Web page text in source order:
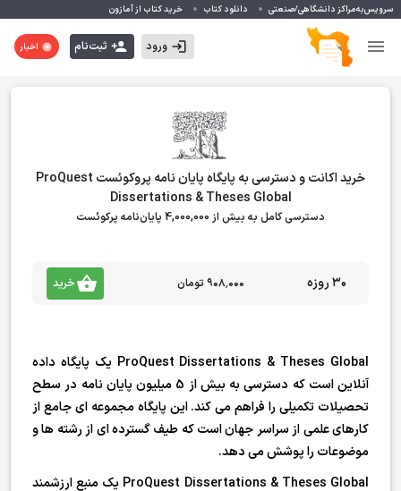
سرویس‌به‌مراکز دانشگاهی/صنعتی دانلود کتاب خرید کتاب از آمازون
ورود ثبت‌نام اخبار
خرید اکانت و دسترسی به پایگاه پایان نامه پروکوئست ProQuest
Dissertations & Theses Global
دسترسی کامل به بیش از 4,000,000 پایان‌نامه پرکوئست
30 روزه ۹۰۸٬۰۰۰ تومان خرید
ProQuest Dissertations & Theses Global یک پایگاه داده
آنلاین است که دسترسی به بیش از 5 میلیون پایان نامه در سطح
تحصیلات تکمیلی را فراهم می کند. این پایگاه مجموعه ای جامع از
کارهای علمی از سراسر جهان است که طیف گسترده ای از رشته ها و
موضوعات را پوشش می دهد.
ProQuest Dissertations & Theses Global یک منبع ارزشمند